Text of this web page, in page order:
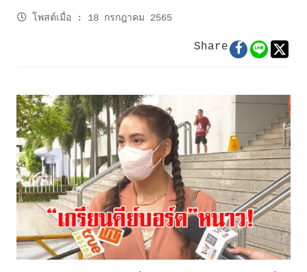
โพสต์เมื่อ : 18 กรกฎาคม 2565
Share